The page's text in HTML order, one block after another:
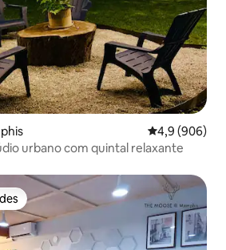
4,9 de uma
4,9 (906)
urbano com quintal relaxante